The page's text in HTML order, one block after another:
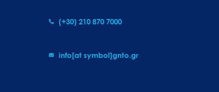
(+30) 210 870 7000
info[at symbol]gnto.gr